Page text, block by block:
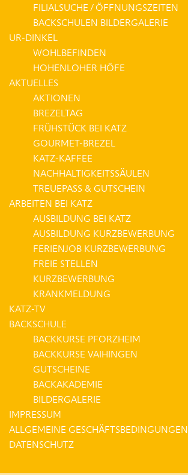
FILIALSUCHE / ÖFFNUNGSZEITEN
BACKSCHULEN BILDERGALERIE
UR-DINKEL
WOHLBEFINDEN
HOHENLOHER HÖFE
AKTUELLES
AKTIONEN
BREZELTAG
FRÜHSTÜCK BEI KATZ
GOURMET-BREZEL
KATZ-KAFFEE
NACHHALTIGKEITSSÄULEN
TREUEPASS & GUTSCHEIN
ARBEITEN BEI KATZ
AUSBILDUNG BEI KATZ
AUSBILDUNG KURZBEWERBUNG
FERIENJOB KURZBEWERBUNG
FREIE STELLEN
KURZBEWERBUNG
KRANKMELDUNG
KATZ-TV
BACKSCHULE
BACKKURSE PFORZHEIM
BACKKURSE VAIHINGEN
GUTSCHEINE
BACKAKADEMIE
BILDERGALERIE
IMPRESSUM
ALLGEMEINE GESCHÄFTSBEDINGUNGEN
DATENSCHUTZ